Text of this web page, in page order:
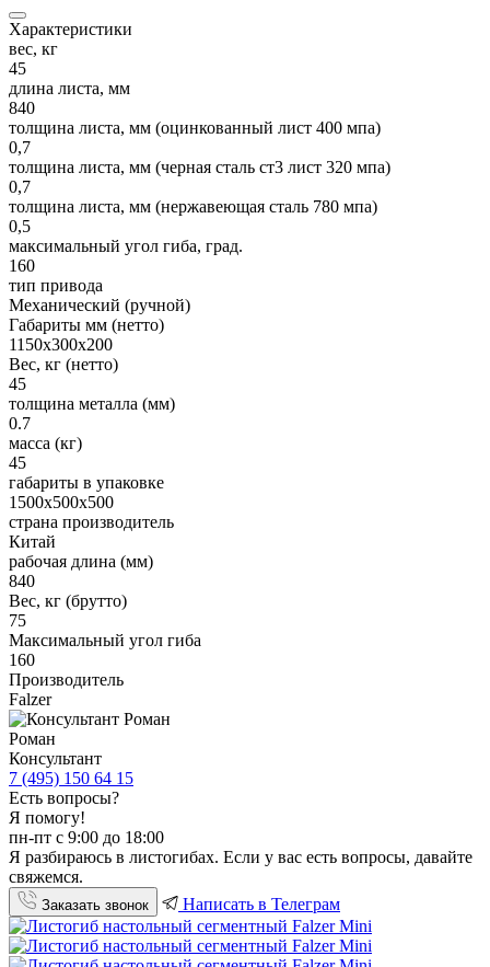
Характеристики
вес, кг
45
длина листа, мм
840
толщина листа, мм (оцинкованный лист 400 мпа)
0,7
толщина листа, мм (черная сталь ст3 лист 320 мпа)
0,7
толщина листа, мм (нержавеющая сталь 780 мпа)
0,5
максимальный угол гиба, град.
160
тип привода
Механический (ручной)
Габариты мм (нетто)
1150х300х200
Вес, кг (нетто)
45
толщина металла (мм)
0.7
масса (кг)
45
габариты в упаковке
1500х500х500
страна производитель
Китай
рабочая длина (мм)
840
Вес, кг (брутто)
75
Максимальный угол гиба
160
Производитель
Falzer
Роман
Консультант
7 (495) 150 64 15
Есть вопросы?
Я помогу!
пн-пт с 9:00 до 18:00
Я разбираюсь в листогибах. Если у вас есть вопросы, давайте
свяжемся.
Заказать звонок Написать в Телеграм